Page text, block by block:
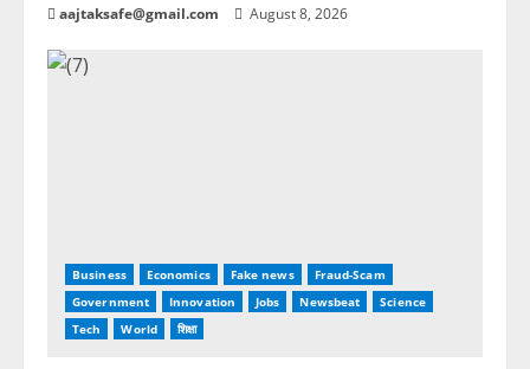
aajtaksafe@gmail.com August 8, 2026
Business Economics Fake news
Fraud-Scam
Government
Innovation Jobs Newsbeat
Science
Tech
World शिक्षा